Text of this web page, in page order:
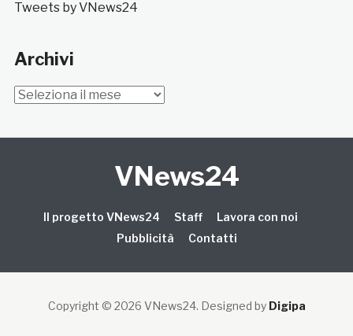
Tweets by VNews24
Archivi
Archivi
VNews24
Il progetto VNews24 Staff
Lavora con noi
Pubblicità
Contatti
Copyright © 2026 VNews24. Designed by Digipa